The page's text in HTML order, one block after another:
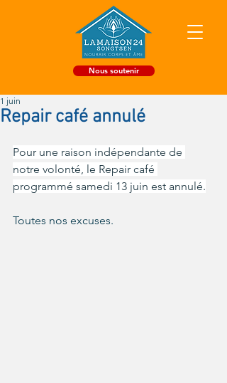
Nous soutenir
Repair café annulé
1 juin
Pour une raison indépendante de
notre volonté, le Repair café
programmé samedi 13 juin est annulé.
Toutes nos excuses.